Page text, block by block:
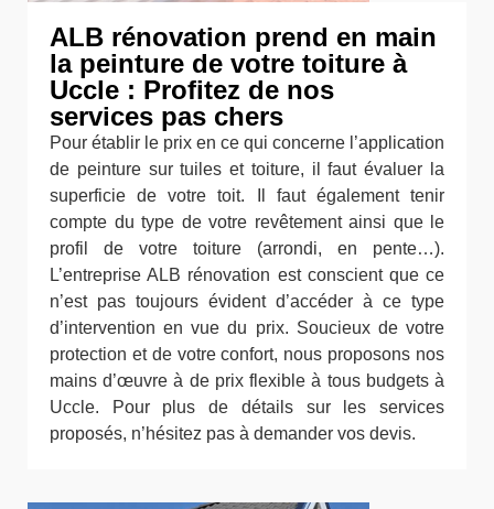
ALB rénovation prend en main
la peinture de votre toiture à
Uccle : Profitez de nos
services pas chers
Pour établir le prix en ce qui concerne l’application
de peinture sur tuiles et toiture, il faut évaluer la
superficie de votre toit. Il faut également tenir
compte du type de votre revêtement ainsi que le
profil de votre toiture (arrondi, en pente…).
L’entreprise ALB rénovation est conscient que ce
n’est pas toujours évident d’accéder à ce type
d’intervention en vue du prix. Soucieux de votre
protection et de votre confort, nous proposons nos
mains d’œuvre à de prix flexible à tous budgets à
Uccle. Pour plus de détails sur les services
proposés, n’hésitez pas à demander vos devis.